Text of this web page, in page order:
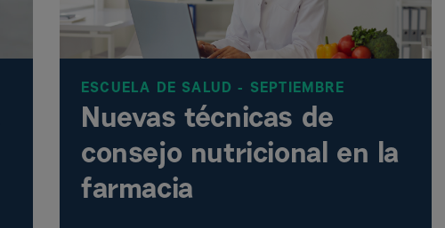
ESCUELA DE SALUD - SEPTIEMBRE
Nuevas técnicas de
consejo nutricional en la
farmacia